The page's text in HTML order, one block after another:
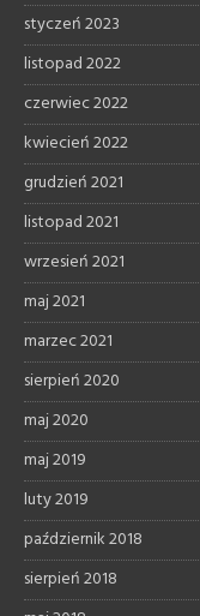
styczeń 2023
listopad 2022
czerwiec 2022
kwiecień 2022
grudzień 2021
listopad 2021
wrzesień 2021
maj 2021
marzec 2021
sierpień 2020
maj 2020
maj 2019
luty 2019
październik 2018
sierpień 2018